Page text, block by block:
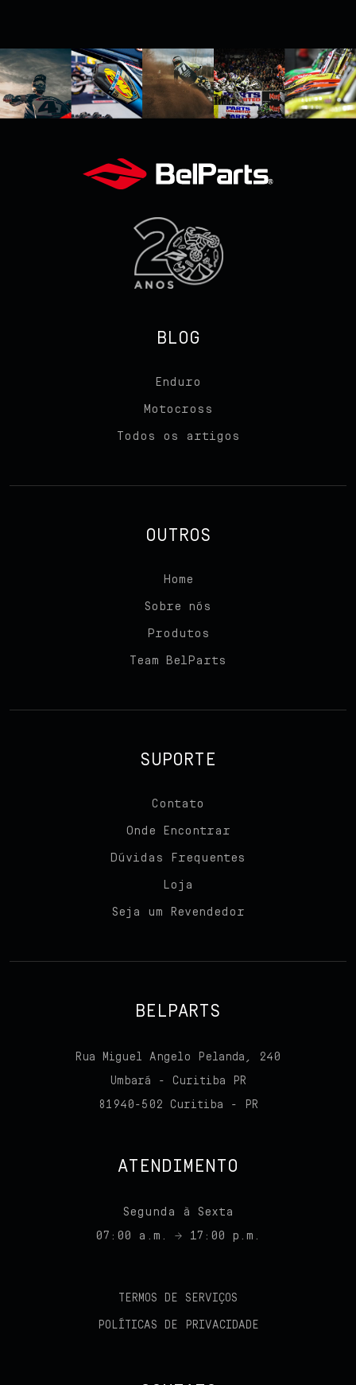
BLOG
Enduro
Motocross
Todos os artigos
OUTROS
Home
Sobre nós
Produtos
Team BelParts
SUPORTE
Contato
Onde Encontrar
Dúvidas Frequentes
Loja
Seja um Revendedor
BELPARTS
Rua Miguel Angelo Pelanda, 240
Umbará - Curitiba PR
81940-502 Curitiba - PR
ATENDIMENTO
Segunda à Sexta
07:00 a.m. → 17:00 p.m.
TERMOS DE SERVIÇOS
POLÍTICAS DE PRIVACIDADE